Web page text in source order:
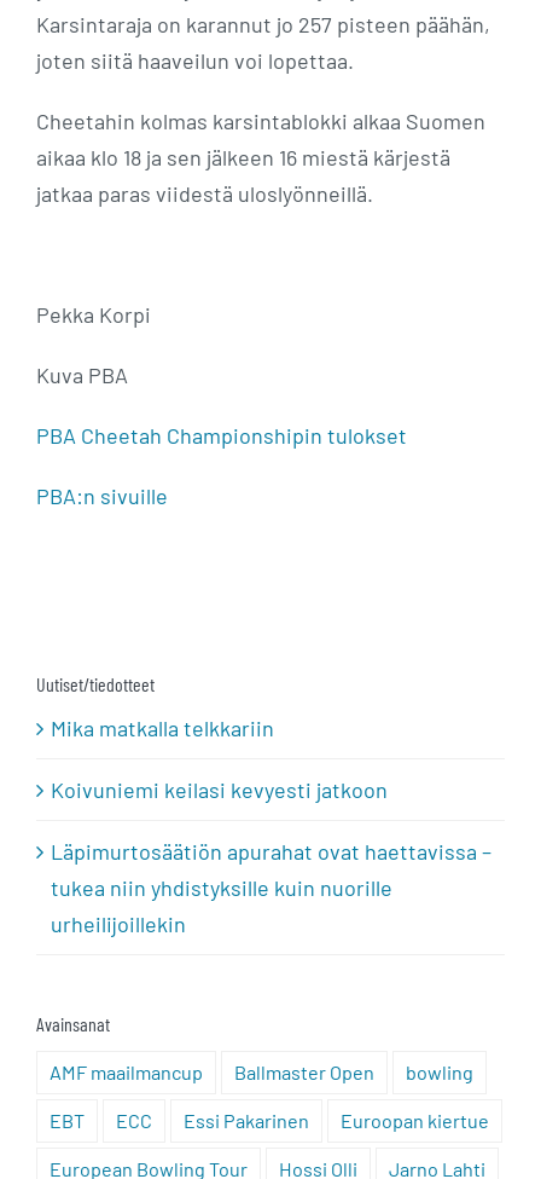
Karsintaraja on karannut jo 257 pisteen päähän,
joten siitä haaveilun voi lopettaa.
Cheetahin kolmas karsintablokki alkaa Suomen
aikaa klo 18 ja sen jälkeen 16 miestä kärjestä
jatkaa paras viidestä uloslyönneillä.
Pekka Korpi
Kuva PBA
PBA Cheetah Championshipin tulokset
PBA:n sivuille
Uutiset/tiedotteet
Mika matkalla telkkariin
Koivuniemi keilasi kevyesti jatkoon
Läpimurtosäätiön apurahat ovat haettavissa –
tukea niin yhdistyksille kuin nuorille
urheilijoillekin
Avainsanat
AMF maailmancup Ballmaster Open bowling
EBT ECC Essi Pakarinen Euroopan kiertue
European Bowling Tour Hossi Olli Jarno Lahti